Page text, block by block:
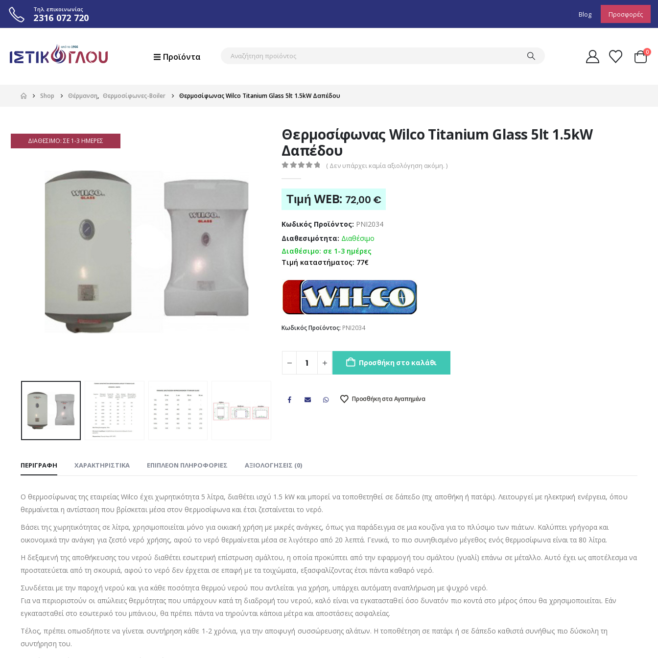
Τηλ. επικοινωνίας
2316 072 720 Blog Προσφορές
Προϊόντα 0
Shop Θέρμανση, Θερμοσίφωνες-Boiler Θερμοσίφωνας Wilco Titanium Glass 5lt 1.5kW Δαπέδου
ΔΙΑΘΈΣΙΜΟ: ΣΕ 1-3 ΗΜΈΡΕΣ
Θερμοσίφωνας Wilco Titanium Glass 5lt 1.5kW
Δαπέδου
( Δεν υπάρχει καμία αξιολόγηση ακόμη. )
Τιμή WEB: 72,00 €
Κωδικός Προϊόντος: PNI2034
Διαθεσιμότητα: Διαθέσιμο
Διαθέσιμο: σε 1-3 ημέρες
Τιμή καταστήματος: 77€
Κωδικός Προϊόντος: PNI2034
Προσθήκη στο καλάθι
Προσθήκη στα Αγαπημένα
ΠΕΡΙΓΡΑΦΉ ΧΑΡΑΚΤΗΡΙΣΤΙΚΑ ΕΠΙΠΛΈΟΝ ΠΛΗΡΟΦΟΡΊΕΣ ΑΞΙΟΛΟΓΉΣΕΙΣ (0)
Ο θερμοσίφωνας της εταιρείας Wilco έχει χωρητικότητα 5 λίτρα, διαθέτει ισχύ 1.5 kW και μπορεί να τοποθετηθεί σε δάπεδο (πχ αποθήκη ή πατάρι). Λειτουργεί με ηλεκτρική ενέργεια, όπου
θερμαίνεται η αντίσταση που βρίσκεται μέσα στον θερμοσίφωνα και έτσι ζεσταίνεται το νερό.
Βάσει της χωρητικότητας σε λίτρα, χρησιμοποιείται μόνο για οικιακή χρήση με μικρές ανάγκες, όπως για παράδειγμα σε μια κουζίνα για το πλύσιμο των πιάτων. Καλύπτει γρήγορα και
οικονομικά την ανάγκη για ζεστό νερό χρήσης, αφού το νερό θερμαίνεται μέσα σε λιγότερο από 20 λεπτά. Γενικά, το πιο συνηθισμένο μέγεθος ενός θερμοσίφωνα είναι τα 80 λίτρα.
Η δεξαμενή της αποθήκευσης του νερού διαθέτει εσωτερική επίστρωση σμάλτου, η οποία προκύπτει από την εφαρμογή του σμάλτου (γυαλί) επάνω σε μέταλλο. Αυτό έχει ως αποτέλεσμα να
προστατεύεται από τη σκουριά, αφού το νερό δεν έρχεται σε επαφή με τα τοιχώματα, εξασφαλίζοντας έτσι πάντα καθαρό νερό.
Συνδέεται με την παροχή νερού και για κάθε ποσότητα θερμού νερού που αντλείται για χρήση, υπάρχει αυτόματη αναπλήρωση με ψυχρό νερό.
Για να περιοριστούν οι απώλειες θερμότητας που υπάρχουν κατά τη διαδρομή του νερού, καλό είναι να εγκατασταθεί όσο δυνατόν πιο κοντά στο μέρος όπου θα χρησιμοποιείται. Εάν
εγκατασταθεί στο εσωτερικό του μπάνιου, θα πρέπει πάντα να τηρούνται κάποια μέτρα και αποστάσεις ασφαλείας.
Τέλος, πρέπει οπωσδήποτε να γίνεται συντήρηση κάθε 1-2 χρόνια, για την αποφυγή συσσώρευσης αλάτων. Η τοποθέτηση σε πατάρι ή σε δάπεδο καθιστά συνήθως πιο δύσκολη τη
συντήρηση του.